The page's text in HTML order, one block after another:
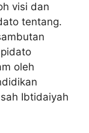
visi dan
tentang.
oleh
Ibtidaiyah